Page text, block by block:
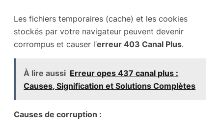
Les fichiers temporaires (cache) et les cookies
stockés par votre navigateur peuvent devenir
corrompus et causer l’erreur 403 Canal Plus.
À lire aussi Erreur opes 437 canal plus :
Causes, Signification et Solutions Complètes
Causes de corruption :